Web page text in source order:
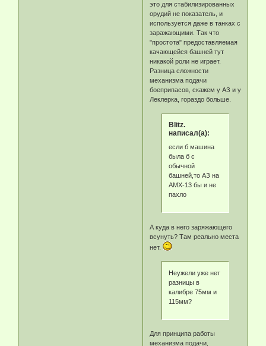
это для стабилизированных
орудий не показатель, и
используется даже в танках с
заражающими. Так что
"простота" предоставляемая
качающейся башней тут
никакой роли не играет.
Разница сложности
механизма подачи
боеприпасов, скажем у АЗ и у
Леклерка, гораздо больше.
Blitz.
написал(а):
если б машина
была б с
обычной
башней,то АЗ на
АМХ-13 бы и не
пахло
А куда в него заряжающего
всунуть? Там реально места
нет.
Неужели уже нет
разницы в
калибре 75мм и
115мм?
Для принципа работы
механизма подачи,